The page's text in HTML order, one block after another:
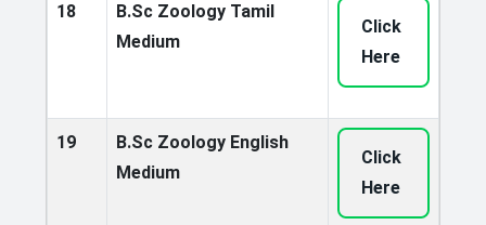
18
B.Sc Zoology Tamil
Medium
Click
Here
19
B.Sc Zoology English
Medium
Click
Here